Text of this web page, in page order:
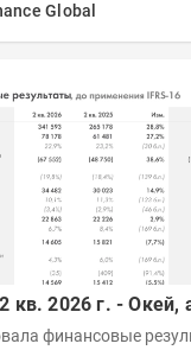
Global
2026 г. - Окей,
финансовые